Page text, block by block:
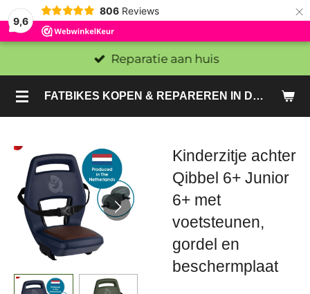
9,6
806 Reviews ×
FATBIKES KOPEN & REPAREREN IN DEN HAAG EN ZOETERMEER - SACHE BIKES
Reparatie aan huis
Kinderzitje achter
Qibbel 6+ Junior
6+ met
voetsteunen,
gordel en
beschermplaat